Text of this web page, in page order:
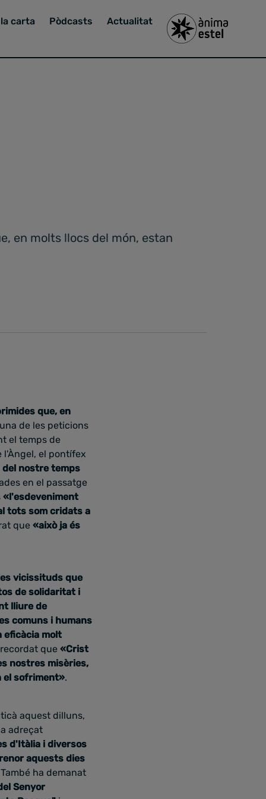
carta Pòdcasts Actualitat
en molts llocs del món, estan
que, en
de les peticions
el temps de
l'Àngel, el pontífex
del nostre temps
en el passatge
«l'esdeveniment
tots som cridats a
que «això ja és
vicissituds que
de solidaritat i
lliure de
comuns i humans
eficàcia molt
que «Crist
nostres misèries,
el sofriment».
aquest dilluns,
adreçat
d'Itàlia i diversos
aquests dies
També ha demanat
Senyor